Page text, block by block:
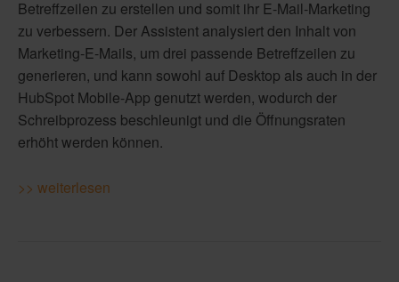
Betreffzeilen zu erstellen und somit ihr E-Mail-Marketing
zu verbessern. Der Assistent analysiert den Inhalt von
Marketing-E-Mails, um drei passende Betreffzeilen zu
generieren, und kann sowohl auf Desktop als auch in der
HubSpot Mobile-App genutzt werden, wodurch der
Schreibprozess beschleunigt und die Öffnungsraten
erhöht werden können.
>> weiterlesen